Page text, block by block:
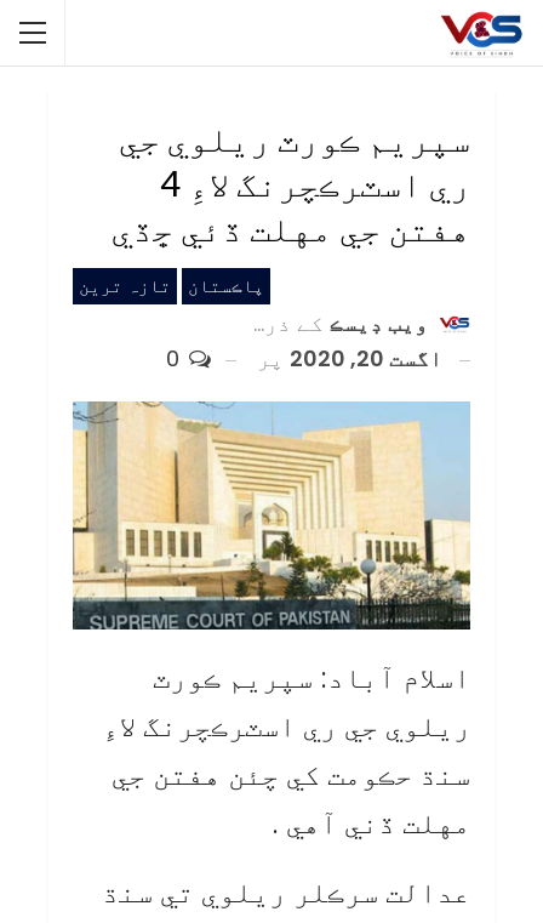
سپريم ڪورٽ ريلوي جي
ري اسٽرڪچرنگ لاءِ 4
هفتن جي مهلت ڏئي ڇڏي
پاڪستان تازہ ترین
ويب ڊيسڪ کے ذریعہ
اگست 20, 2020
پر
اسلام آباد: سپريم ڪورٽ
ريلوي جي ري اسٽرڪچرنگ لاءِ
سنڌ حڪومت کي چئن هفتن جي
مهلت ڏني آهي .
عدالت سرڪلر ريلوي تي سنڌ